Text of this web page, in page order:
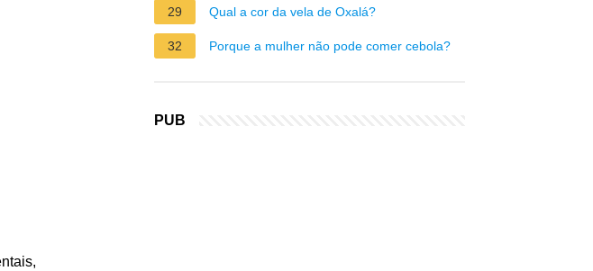
29 Qual a cor da vela de Oxalá?
32 Porque a mulher não pode comer cebola?
PUB